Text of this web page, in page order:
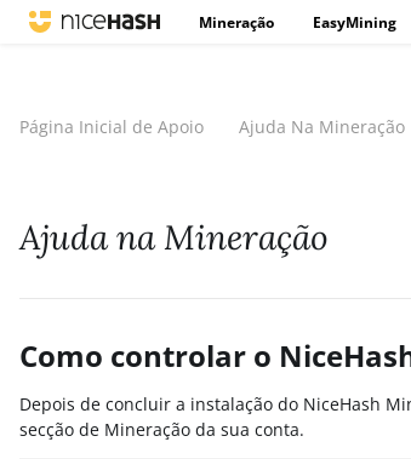
Mineração EasyMining
Página Inicial de Apoio Ajuda Na Mineração
Ajuda na Mineração
Como controlar o
Depois de concluir a instalação do NiceHash
secção de Mineração da sua conta.